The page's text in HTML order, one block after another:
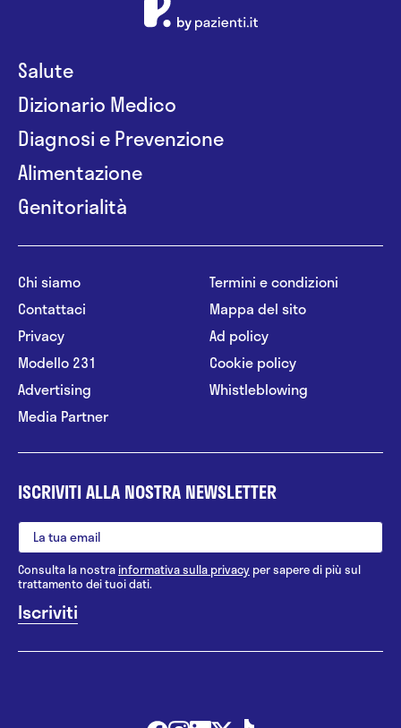
Salute
Dizionario Medico
Diagnosi e Prevenzione
Alimentazione
Genitorialità
Chi siamo
Contattaci
Privacy
Modello 231
Advertising
Media Partner
Termini e condizioni
Mappa del sito
Ad policy
Cookie policy
Whistleblowing
ISCRIVITI ALLA NOSTRA NEWSLETTER
Consulta la nostrainformativa sulla privacy per sapere di più sul
trattamento dei tuoi dati.